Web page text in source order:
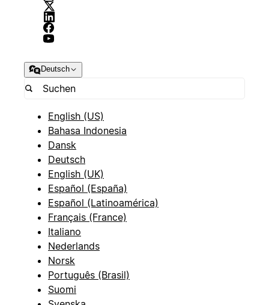
Deutsch
English (US)
Bahasa Indonesia
Dansk
Deutsch
English (UK)
Español (España)
Español (Latinoamérica)
Français (France)
Italiano
Nederlands
Norsk
Português (Brasil)
Suomi